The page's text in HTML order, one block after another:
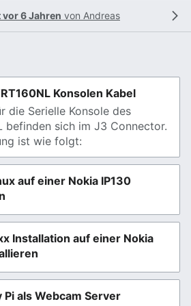
6 Jahren von Andreas
Konsolen Kabel
die Serielle Konsole des
befinden sich im J3 Connector.
ist wie folgt:
auf einer Nokia IP130
Installation auf einer Nokia
Pi als Webcam Server